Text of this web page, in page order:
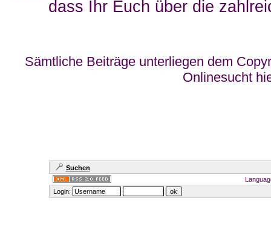
dass Ihr Euch über die
Sämtliche Beiträge unterliegen dem
Onlinesucht
Suchen
Login: